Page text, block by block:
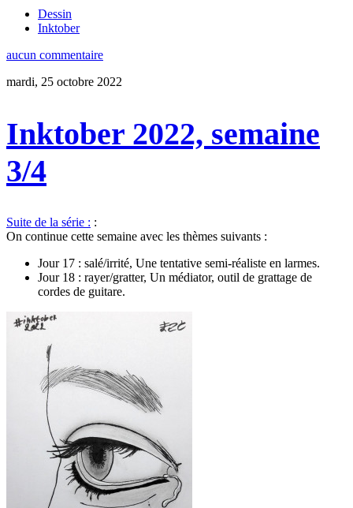
Dessin
Inktober
aucun commentaire
mardi, 25 octobre 2022
Inktober 2022, semaine
3/4
Suite de la série : :
On continue cette semaine avec les thèmes suivants :
Jour 17 : salé/irrité, Une tentative semi-réaliste en larmes.
Jour 18 : rayer/gratter, Un médiator, outil de grattage de
cordes de guitare.